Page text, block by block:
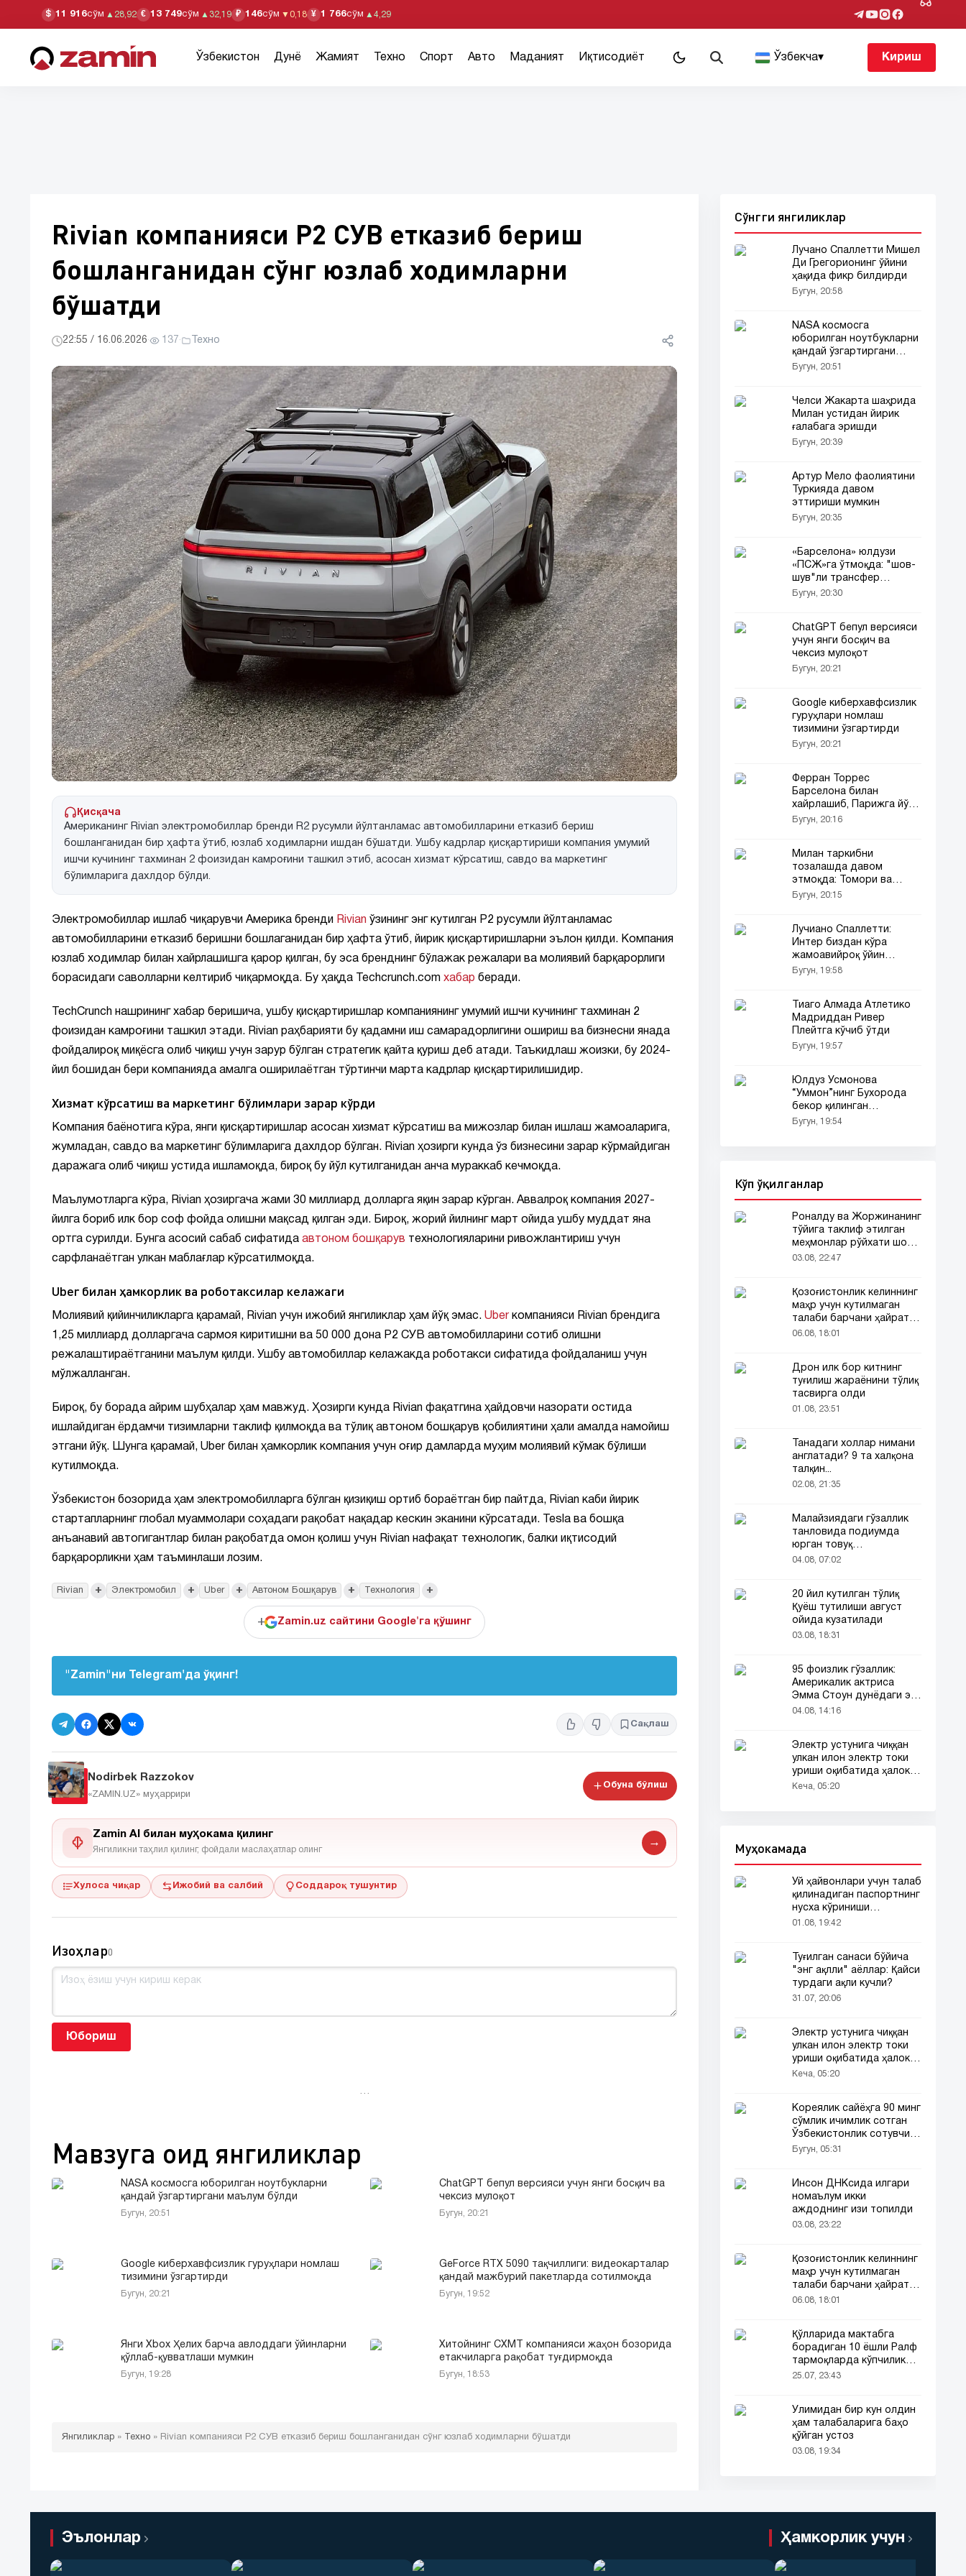
$ 11 916сўм ▲ 28,92 € 13 749сўм ▲ 32,19 ₽ 146сўм ▼ 0,18 ¥ 1 766сўм ▲ 4,29
Ўзбекистон Дунё Жамият Техно Спорт Авто Маданият Иқтисодиёт Ўзбекча▾ Кириш
Rivian компанияси Р2 СУВ етказиб бериш
бошланганидан сўнг юзлаб ходимларни
бўшатди
22:55 / 16.06.2026· 137 · Техно
Қисқача
Американинг Rivian электромобиллар бренди R2 русумли йўлтанламас автомобилларини етказиб бериш
бошланганидан бир ҳафта ўтиб, юзлаб ходимларни ишдан бўшатди. Ушбу кадрлар қисқартириши компания умумий
ишчи кучининг тахминан 2 фоизидан камроғини ташкил этиб, асосан хизмат кўрсатиш, савдо ва маркетинг
бўлимларига дахлдор бўлди.
Электромобиллар ишлаб чиқарувчи Америка бренди Rivian ўзининг энг кутилган Р2 русумли йўлтанламас
автомобилларини етказиб беришни бошлаганидан бир ҳафта ўтиб, йирик қисқартиришларни эълон қилди. Компания
юзлаб ходимлар билан хайрлашишга қарор қилган, бу эса бренднинг бўлажак режалари ва молиявий барқарорлиги
борасидаги саволларни келтириб чиқармоқда. Бу ҳақда Techcrunch.com хабар беради.
TechCrunch нашрининг хабар беришича, ушбу қисқартиришлар компаниянинг умумий ишчи кучининг тахминан 2
фоизидан камроғини ташкил этади. Rivian раҳбарияти бу қадамни иш самарадорлигини ошириш ва бизнесни янада
фойдалироқ миқёсга олиб чиқиш учун зарур бўлган стратегик қайта қуриш деб атади. Таъкидлаш жоизки, бу 2024-
йил бошидан бери компанияда амалга оширилаётган тўртинчи марта кадрлар қисқартирилишидир.
Хизмат кўрсатиш ва маркетинг бўлимлари зарар кўрди
Компания баёнотига кўра, янги қисқартиришлар асосан хизмат кўрсатиш ва мижозлар билан ишлаш жамоаларига,
жумладан, савдо ва маркетинг бўлимларига дахлдор бўлган. Rivian ҳозирги кунда ўз бизнесини зарар кўрмайдиган
даражага олиб чиқиш устида ишламоқда, бироқ бу йўл кутилганидан анча мураккаб кечмоқда.
Маълумотларга кўра, Rivian ҳозиргача жами 30 миллиард долларга яқин зарар кўрган. Аввалроқ компания 2027-
йилга бориб илк бор соф фойда олишни мақсад қилган эди. Бироқ, жорий йилнинг март ойида ушбу муддат яна
ортга сурилди. Бунга асосий сабаб сифатида автоном бошқарув технологияларини ривожлантириш учун
сарфланаётган улкан маблағлар кўрсатилмоқда.
Uber билан ҳамкорлик ва роботаксилар келажаги
Молиявий қийинчиликларга қарамай, Rivian учун ижобий янгиликлар ҳам йўқ эмас. Uber компанияси Rivian брендига
1,25 миллиард долларгача сармоя киритишни ва 50 000 дона Р2 СУВ автомобилларини сотиб олишни
режалаштираётганини маълум қилди. Ушбу автомобиллар келажакда роботакси сифатида фойдаланиш учун
мўлжалланган.
Бироқ, бу борада айрим шубҳалар ҳам мавжуд. Ҳозирги кунда Rivian фақатгина ҳайдовчи назорати остида
ишлайдиган ёрдамчи тизимларни таклиф қилмоқда ва тўлиқ автоном бошқарув қобилиятини ҳали амалда намойиш
этгани йўқ. Шунга қарамай, Uber билан ҳамкорлик компания учун оғир дамларда муҳим молиявий кўмак бўлиши
кутилмоқда.
Ўзбекистон бозорида ҳам электромобилларга бўлган қизиқиш ортиб бораётган бир пайтда, Rivian каби йирик
стартапларнинг глобал муаммолари соҳадаги рақобат нақадар кескин эканини кўрсатади. Tesla ва бошқа
анъанавий автогигантлар билан рақобатда омон қолиш учун Rivian нафақат технологик, балки иқтисодий
барқарорликни ҳам таъминлаши лозим.
Rivian + Электромобил + Uber + Автоном Бошқарув + Технология +
+ Zamin.uz сайтини Google'га қўшинг
"Zamin"ни Telegram'да ўқинг!
Сақлаш
Nodirbek Razzokov
«ZAMIN.UZ» муҳаррири
Обуна бўлиш
Zamin AI билан муҳокама қилинг
Янгиликни таҳлил қилинг, фойдали маслаҳатлар олинг
→
Хулоса чиқар Ижобий ва салбий Соддароқ тушунтир
Изоҳлар0
Юбориш
…
Мавзуга оид янгиликлар
NASA космосга юборилган ноутбукларни
қандай ўзгартиргани маълум бўлди
Бугун, 20:51
ChatGPT бепул версияси учун янги босқич ва
чексиз мулоқот
Бугун, 20:21
Google киберхавфсизлик гуруҳлари номлаш
тизимини ўзгартирди
Бугун, 20:21
GeForce RTX 5090 тақчиллиги: видеокарталар
қандай мажбурий пакетларда сотилмоқда
Бугун, 19:52
Янги Xbox Ҳелих барча авлоддаги ўйинларни
қўллаб-қувватлаши мумкин
Бугун, 19:28
Хитойнинг CXMT компанияси жаҳон бозорида
етакчиларга рақобат туғдирмоқда
Бугун, 18:53
Янгиликлар » Техно » Rivian компанияси Р2 СУВ етказиб бериш бошланганидан сўнг юзлаб ходимларни бўшатди
Сўнгги янгиликлар
Лучано Спаллетти Мишел
Ди Грегорионинг ўйини
ҳақида фикр билдирди
Бугун, 20:58
NASA космосга
юборилган ноутбукларни
қандай ўзгартиргани
маълум бўлди
Бугун, 20:51
Челси Жакарта шаҳрида
Милан устидан йирик
ғалабага эришди
Бугун, 20:39
Артур Мело фаолиятини
Туркияда давом
эттириши мумкин
Бугун, 20:35
«Барселона» юлдузи
«ПСЖ»га ўтмоқда: "шов-
шув"ли трансфер
тафсилотлари!
Бугун, 20:30
ChatGPT бепул версияси
учун янги босқич ва
чексиз мулоқот
Бугун, 20:21
Google киберхавфсизлик
гуруҳлари номлаш
тизимини ўзгартирди
Бугун, 20:21
Ферран Торрес
Барселона билан
хайрлашиб, Парижга йўл
олишни хоҳламоқда
Бугун, 20:16
Милан таркибни
тозалашда давом
этмоқда: Томори ва
Фофана сотувга қўйилди
Бугун, 20:15
Лучиано Спаллетти:
Интер биздан кўра
жамоавийроқ ўйин
кўрсатди
Бугун, 19:58
Тиаго Алмада Атлетико
Мадриддан Ривер
Плейтга кўчиб ўтди
Бугун, 19:57
Юлдуз Усмонова
“Уммон”нинг Бухорода
бекор қилинган
концертига ўзининг
Бугун, 19:54
Кўп ўқилганлар
Роналду ва Жоржинанинг
тўйига таклиф этилган
меҳмонлар рўйхати шов-
шувда
03.08, 22:47
Қозоғистонлик келиннинг
маҳр учун кутилмаган
талаби барчани ҳайратга
солди
06.08, 18:01
Дрон илк бор китнинг
туғилиш жараёнини тўлиқ
тасвирга олди
01.08, 23:51
Танадаги холлар нимани
англатади? 9 та халқона
талқин...
02.08, 21:35
Малайзиядаги гўзаллик
танловида подиумда
юрган товуқ
томошабинлар
04.08, 07:02
20 йил кутилган тўлиқ
Қуёш тутилиши август
ойида кузатилади
03.08, 18:31
95 фоизлик гўзаллик:
Америкалик актриса
Эмма Стоун дунёдаги энг
гўзал аёл деб топилди!
04.08, 14:16
Электр устунига чиққан
улкан илон электр токи
уриши оқибатида ҳалок
бўлди
Кеча, 05:20
Муҳокамада
Уй ҳайвонлари учун талаб
қилинадиган паспортнинг
нусха кўриниши
тармоқларда тарқалди
01.08, 19:42
Туғилган санаси бўйича
"энг ақлли" аёллар: Қайси
турдаги ақли кучли?
31.07, 20:06
Электр устунига чиққан
улкан илон электр токи
уриши оқибатида ҳалок
бўлди
Кеча, 05:20
Кореялик сайёҳга 90 минг
сўмлик ичимлик сотган
Ўзбекистонлик сотувчи
Корея телевидениясида
Бугун, 05:31
Инсон ДНКсида илгари
номаълум икки
аждоднинг изи топилди
03.08, 23:22
Қозоғистонлик келиннинг
маҳр учун кутилмаган
талаби барчани ҳайратга
солди
06.08, 18:01
Қўлларида мактабга
борадиган 10 ёшли Ралф
тармоқларда кўпчиликни
таъсирлантирди
25.07, 23:43
Ўлимидан бир кун олдин
ҳам талабаларига баҳо
қўйган устоз
03.08, 19:34
Эълонлар Ҳамкорлик учун